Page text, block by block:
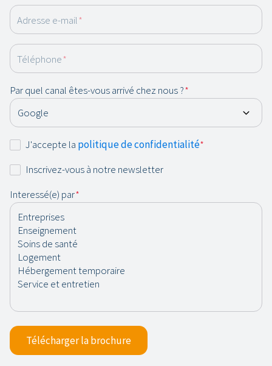
Adresse e-mail*
Téléphone*
Par quel canal êtes-vous arrivé chez nous ?*
Consentement
J'accepte la politique de confidentialité*
Newsletter
Inscrivez-vous à notre newsletter
Interessé(e) par*
Télécharger la brochure